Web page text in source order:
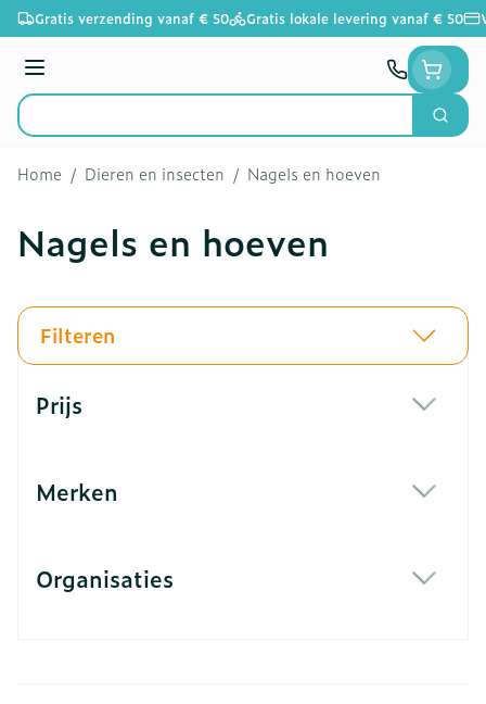
Ga naar de inhoud
Gratis verzending vanaf € 50 Gratis lokale levering vanaf € 50
Menu
Product, merk, categorie...
Zoek
Home / Dieren en insecten / Nagels en hoeven
Nagels en hoeven
Filteren
Prijs
Merken
Organisaties